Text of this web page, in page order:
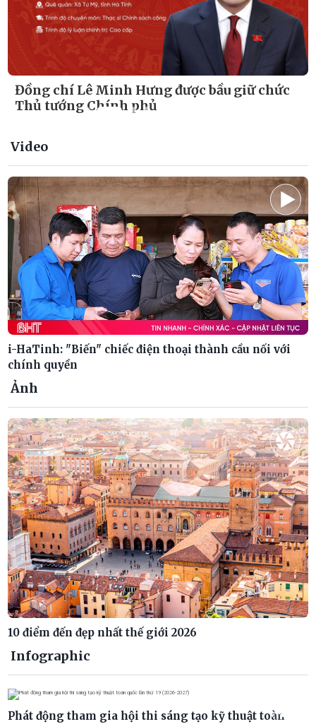
Video
i-HaTinh: "Biến" chiếc điện thoại thành cầu nối với
chính quyền
Ảnh
10 điểm đến đẹp nhất thế giới 2026
Infographic
Phát động tham gia hội thi sáng tạo kỹ thuật toàn